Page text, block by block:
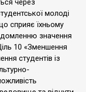
через
молоді
сприяє їхньому
значення
10 «Зменшення
студентів із